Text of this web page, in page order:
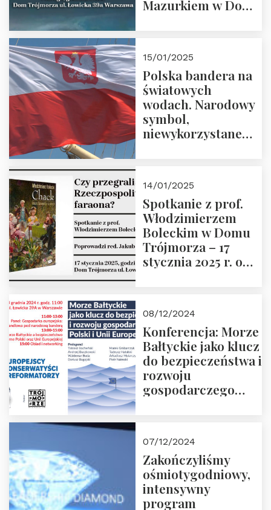
Mazurkiem w Domu
Prowadzi prof.
Zbigniew
Stawrowski
15/01/2025
Polska bandera na
światowych
wodach. Narodowy
symbol,
niewykorzystane
14/01/2025
Spotkanie z prof.
Włodzimierzem
Boleckim w Domu
Trójmorza – 17
stycznia 2025 r. o
08/12/2024
Konferencja: Morze
Bałtyckie jako klucz
do bezpieczeństwa i
rozwoju
gospodarczego
ZAPRASZAMY
07/12/2024
Zakończyliśmy
ośmiotygodniowy,
intensywny
program